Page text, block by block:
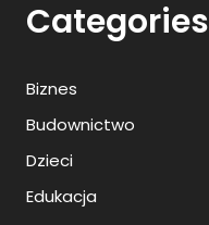
Categories
Biznes
Budownictwo
Dzieci
Edukacja